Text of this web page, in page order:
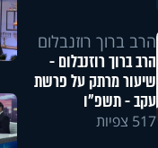
הרב ברוך רוזנבלום
הרב ברוך רוזנבלום -
שיעור מרתק על פרשת
עקב - תשפ"ו
517 צפיות